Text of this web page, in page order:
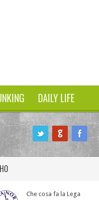
DAILY LIFE
Che cosa fa la Lega